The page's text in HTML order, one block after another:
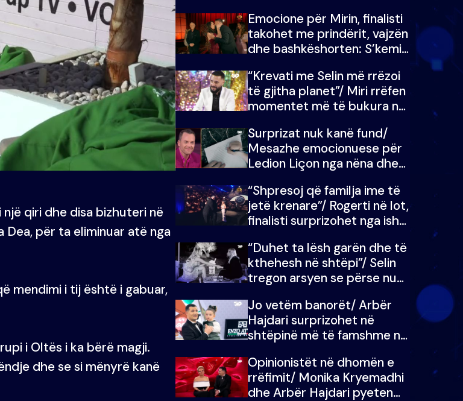
një qiri dhe disa bizhuteri në
Dea, për ta eliminuar atë nga
mendimi i tij është i gabuar,
i Oltës i ka bërë magji.
dhe se si mënyrë kanë
fituar çmimin e madh
Emocione për Mirin, finalisti
takohet me prindërit, vajzën
dhe bashkëshorten: S’kemi
“Krevati me Selin më rrëzoi
të gjitha planet”/ Miri rrëfen
momentet më të bukura në
mungojë zilja e mëngjesit
kur…
Surprizat nuk kanë fund/
Mesazhe emocionuese për
Ledion Liçon nga nëna dhe
i mban dot lotët: Nuk
meritoj…
“Shpresoj që familja ime të
jetë krenare”/ Rogerti në lot,
finalisti surprizohet nga ish-
“Duhet ta lësh garën dhe të
kthehesh në shtëpi”/ Selin
tregon arsyen se përse nuk
Doja ta çoja luftën time deri
në fund
Jo vetëm banorët/ Arbër
Hajdari surprizohet në
shtëpinë më të famshme në
me vajzën e tij
Opinionistët në dhomën e
rrëfimit/ Monika Kryemadhi
dhe Arbër Hajdari pyeten